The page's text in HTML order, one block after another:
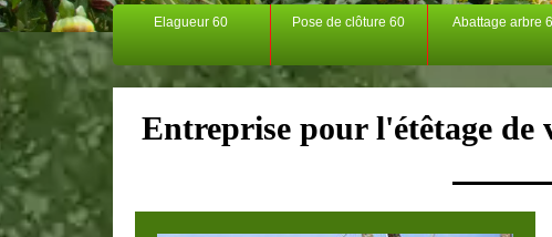
Elagueur 60 Pose de clôture 60 Abattage arbre
Entreprise pour l'étêtage de